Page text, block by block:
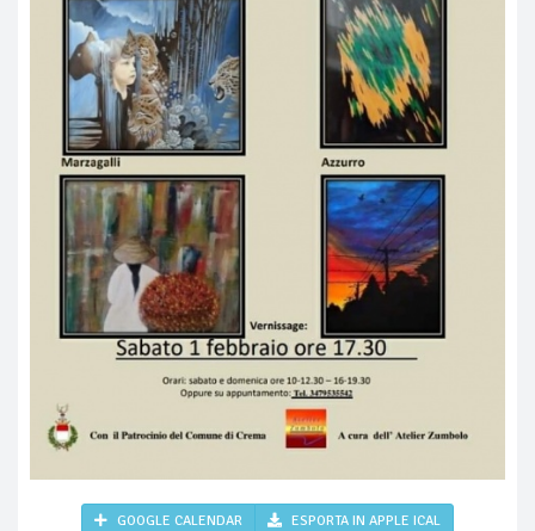
GOOGLE CALENDAR ESPORTA IN APPLE ICAL